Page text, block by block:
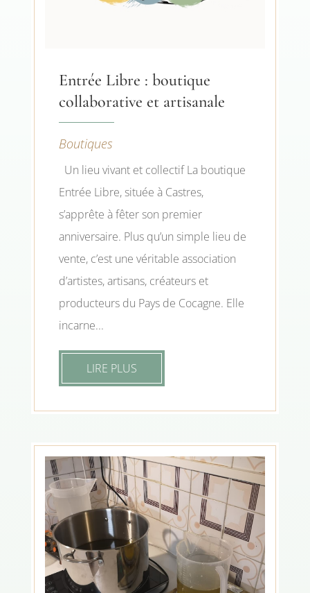
Entrée Libre : boutique
collaborative et artisanale
Boutiques
Un lieu vivant et collectif La boutique
Entrée Libre, située à Castres,
s’apprête à fêter son premier
anniversaire. Plus qu’un simple lieu de
vente, c’est une véritable association
d’artistes, artisans, créateurs et
producteurs du Pays de Cocagne. Elle
incarne...
LIRE PLUS